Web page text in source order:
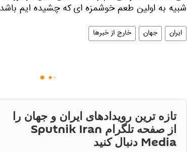
شبیه به اولین طعم خوشمزه ای که چشیده ایم
ایران جهان خارج از خبرها
تازه ترین رویدادهای ایران و جهان را
از صفحه تلگرام Sputnik Iran
Media دنبال کنید